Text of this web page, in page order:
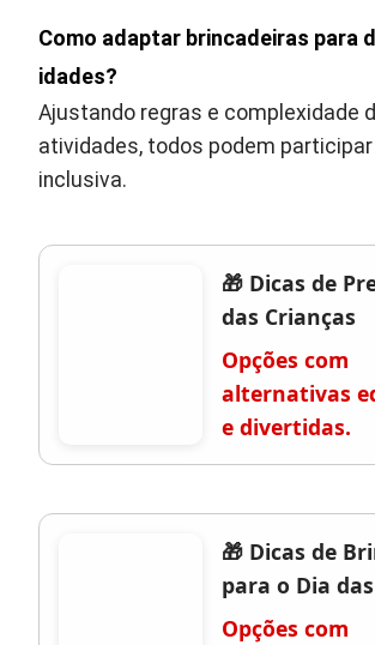
Como adaptar brincadeiras para
idades?
Ajustando regras e complexidade
atividades, todos podem
inclusiva.
🎁 Dicas de
das Crianças
Opções com
alternativas
e divertidas.
🎁 Dicas de
para o Dia
Opções com